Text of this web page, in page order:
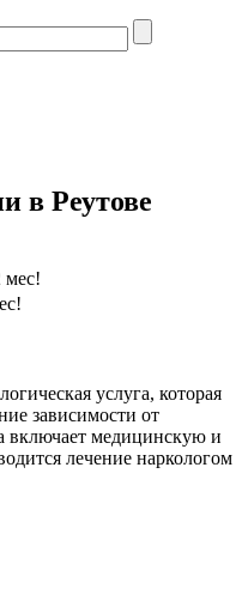
в Реутове
мес!
услуга, которая
зависимости от
включает медицинскую и
лечение наркологом